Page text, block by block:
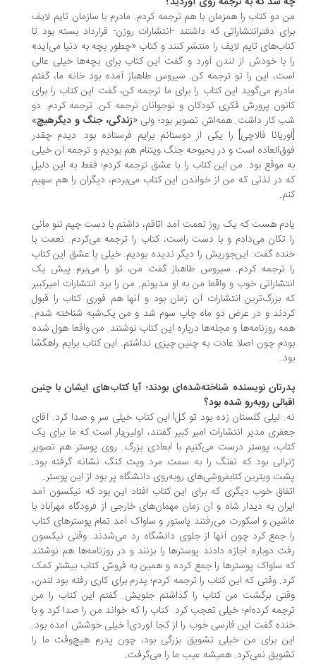
دو کتاب را همزمان با هم ترجمه کردم. مادرم با سازمان تایم لایف
دفترانتشاراتی که داشتند -انتشارات روزن- قرارداد بسته بود تا
تایم لایف را منتشر کنند و کتاب «چطور بچه به دنیا می‌آید»
با خودش از لندن آورد و گفت این کتاب برای بچه‌ها خیلی عالی
این را تو ترجمه کن. سیروس طاهباز آمده بود خانه ما، گفتم
می‌گوید این کتاب را برای ما ترجمه کن، گفت این کتاب را برای
پرورش فکری کودکان و نوجوانان ترجمه کن. ترجمه کردم. دو
کار داشت. همه‌اش تصویر بود؛ ولی «زندگی، جنگ و دیگرهیچ»
فالاچی] را یکی از دوستانم برایم فرستاده بود. دیدم چقدر
است و در بحبوحه جنگ ویتنام هم بودیم و ترجمه آن خیلی
موقع بود. من این کتاب را با عشق ترجمه کردم؛ فقط به این دلیل
در لذتی که من از خواندن این کتاب می‌بردم، دیگران را هم سهیم
هست که یک روز نعمت آمد اتاقم، داشتم با دست چپم ننو مانی
تکان می‌دادم و با دست راست، کتاب را ترجمه می‌کردم. نعمت با
گفت: این‌جوریش را دیگر ندیده بودیم. خیلی با عشق این کتاب
ترجمه کردم. سیروس طاهباز گفت من، تو را می‌برم پیش یک
خوب و واقعا من به او مدیونم. من را برد انتشارات امیرکبیر
بزرگ‌ترین انتشارات آن زمان بود و آنها هم فوری کتاب را قبول
و در عرض دو ماه چاپ سوم شد و من یک‌شبه شناخته شدم.
روزنامه‌ها و مجله‌ها درباره این کتاب نوشتند. من واقعا هول شده
چون اصلا عادت به چنین چیزی نداشتم. این کتاب برایم راهگشا
نویسنده شناخته‌شده‌ای بودند؛ آیا کتاب‌های ایشان با چنین
روبه‌رو شده بود؟
لیلی گلستان زده بود تو گل! این کتاب خیلی سر و صدا کرد. آقای
مدیر انتشارات امیر کبیر گفتند، اولین‌بار است که ما برای یک
پوستر درست می‌کنیم با ابعادی بزرگ. روی پوستر هم تصویر
بود که تفنگ را به سمت مرد ویت کنگ نشانه گرفته بود.
ویترین کتابفروشی‌های روبه‌روی دانشگاه پر بود از این پوستر.
خوب دیگری که برای این کتاب افتاد این بود که نیکسون آمد
به دیدار شاه و آن زمان مهمان‌های خارجی از فرودگاه مهرآباد با
و اسکورت می‌رفتند پاستور و ساواک آمد تمام پوسترهای کتاب
جمع کرد چون آنها از جلوی دانشگاه رد می‌شدند. وقتی نیکسون
دوباره اجازه دادند پوسترها را بزنند و در روزنامه‌ها هم نوشتند
ساواک پوسترها را جمع کرده و همین به فروش کتاب بیشتر کمک
وقتی که این کتاب را ترجمه کردم؛ پدرم برای کاری رفته بود لندن،
برگشت من کتاب را گذاشتم جلویش. گفتم این کتاب را من
کرده‌ام؛ خیلی تعجب کرد. کتاب را که خواند من را صدا کرد و با
گفت این فارسی خوب را از کجا آوردی! خیلی خوشش آمده بود.
برای من خیلی تشویق بزرگی بود، چون پدرم هیچ‌وقت ما را
نمی‌کرد. همیشه عیب ما را می‌گرفت.